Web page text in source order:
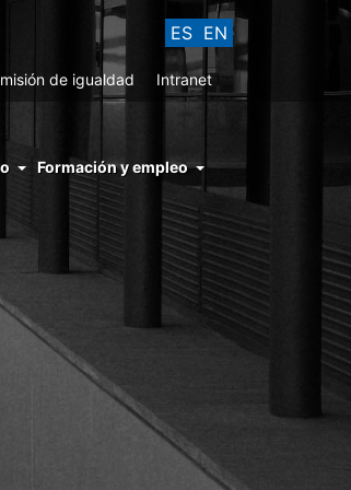
ES EN
de igualdad Intranet
Formación y empleo